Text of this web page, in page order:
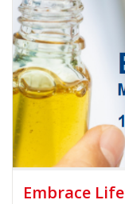
Embrace